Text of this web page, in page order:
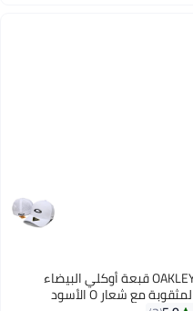
OAKLEY قبعة أوكلي البيضاء
المثقوبة مع شعار O الأسود